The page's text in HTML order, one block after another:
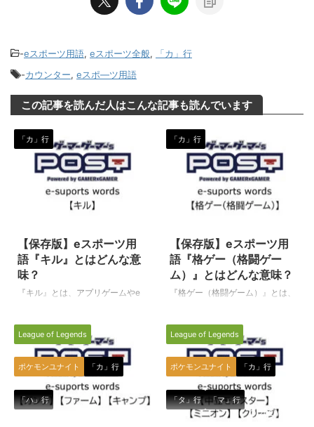
-eスポーツ用語, eスポーツ全般,
「カ」行
-カウンター, eスポ―ツ用語
この記事を読んだ人はこんな記事も読んでいます
「カ」行
【保存版】eスポーツ用
語『キル』とはどんな意
味？
『キル』とは、アプリゲームやe
す。（下に続く） キル 対戦ゲー
ムやeスポーツ種目（ゲームタイ
トル）で敵を倒すことを、英語の
Kill（殺す、倒す）を語源とし
て、eスポーツ選手（プレイヤ
ー）やゲーマーの間で使われてい
「カ」行
【保存版】eスポーツ用
語『格ゲー（格闘ゲー
ム）』とはどんな意味？
『格ゲー（格闘ゲーム）』とは、
語として使われています。（下に
続く） 格ゲー（格闘ゲーム） 格
闘技もしくはそれに準ずるものを
テーマとした対戦型格闘ゲームの
総称です。 原則として対戦は1対
1で行われるゲームの事を指しま
す。 とにかく格ゲーといえば、
League of Legends
ポケモンユナイト 「カ」行
「ハ」行
League of Legends
ポケモンユナイト 「カ」行
「タ」行
「マ」行
2021/7/29